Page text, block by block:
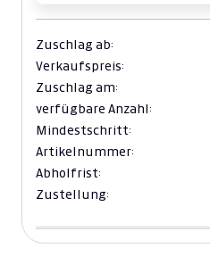
Zuschlag ab:
Verkaufspreis:
Zuschlag am:
verfügbare Anzahl:
Mindestschritt:
Artikelnummer:
Abholfrist:
Zustellung: